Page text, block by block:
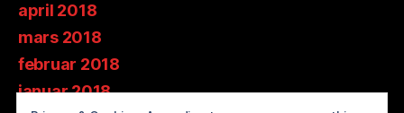
april 2018
mars 2018
februar 2018
januar 2018